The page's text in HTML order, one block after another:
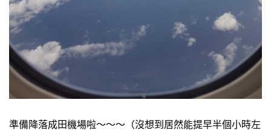
準備降落成田機場啦～～～（沒想到居然能提早半個小時左